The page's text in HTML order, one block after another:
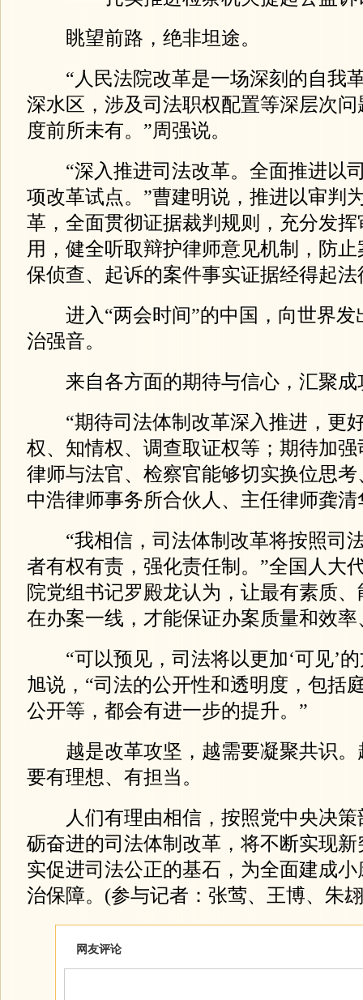
眺望前路，绝非坦途。
“人民法院改革是一场深刻的自我
深水区，涉及司法职权配置等深层次
度前所未有。”周强说。
“深入推进司法改革。全面推进以
项改革试点。”曹建明说，推进以审判
革，全面贯彻证据裁判规则，充分发
用，健全听取辩护律师意见机制，防
保侦查、起诉的案件事实证据经得起
进入“两会时间”的中国，向世界发
治强音。
来自各方面的期待与信心，汇聚
“期待司法体制改革深入推进，更
权、知情权、调查取证权等；期待加
律师与法官、检察官能够切实换位思
中浩律师事务所合伙人、主任律师龚清
“我相信，司法体制改革将按照司
者有权有责，强化责任制。”全国人大
院党组书记罗殿龙认为，让最有素质
在办案一线，才能保证办案质量和效
“可以预见，司法将以更加‘可见’的
旭说，“司法的公开性和透明度，包括
公开等，都会有进一步的提升。”
越是改革攻坚，越需要凝聚共识。
要有理想、有担当。
人们有理由相信，按照党中央决策
砺奋进的司法体制改革，将不断实现
实促进司法公正的基石，为全面建成
治保障。(参与记者：张莺、王博、朱
网友评论